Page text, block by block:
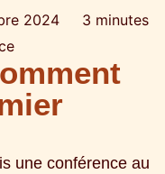
2024
3 minutes
une conférence au